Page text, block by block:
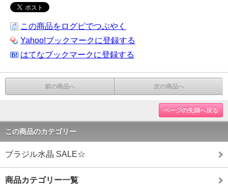
この商品をログピでつぶやく
Yahoo!ブックマークに登録する
はてなブックマークに登録する
前の商品へ 次の商品へ
ページの先頭へ戻る
この商品のカテゴリー
ブラジル水晶 SALE☆
商品カテゴリー一覧